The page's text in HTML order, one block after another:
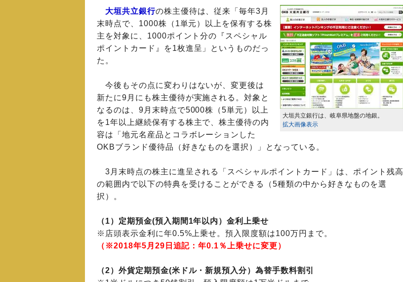
大垣共立銀行は、岐阜県地盤の地銀。
拡大画像表示
大垣共立銀行の株主優待は、従来「毎年3月
末時点で、1000株（1単元）以上を保有する株
主を対象に、1000ポイント分の『スペシャル
ポイントカード』を1枚進呈」というものだっ
た。
今後もその点に変わりはないが、変更後は
新たに9月にも株主優待が実施される。対象と
なるのは、9月末時点で5000株（5単元）以上
を1年以上継続保有する株主で、株主優待の内
容は「地元名産品とコラボレーションした
OKBブランド優待品（好きなものを選択）」となっている。
3月末時点の株主に進呈される「スペシャルポイントカード」は、ポイント残高
の範囲内で以下の特典を受けることができる（5種類の中から好きなものを選
択）。
（1）定期預金(預入期間1年以内）金利上乗せ
※店頭表示金利に年0.5%上乗せ。預入限度額は100万円まで。
（※2018年5月29日追記：年0.1％上乗せに変更）
（2）外貨定期預金(米ドル・新規預入分）為替手数料割引